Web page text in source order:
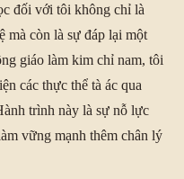
đối với tôi không chỉ là
mà còn là sự đáp lại một
giáo làm kim chỉ nam, tôi
các thực thể tà ác qua
trình này là sự nỗ lực
vững mạnh thêm chân lý